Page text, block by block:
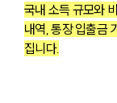
국내 소득 규모와
내역, 통장 입출금
집니다.